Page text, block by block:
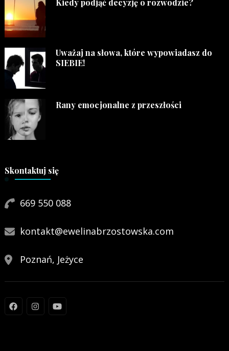
Uważaj na słowa, które wypowiadasz do
SIEBIE!
Rany emocjonalne z przeszłości
Skontaktuj się
669 550 088
kontakt@ewelinabrzostowska.com
Poznań, Jeżyce